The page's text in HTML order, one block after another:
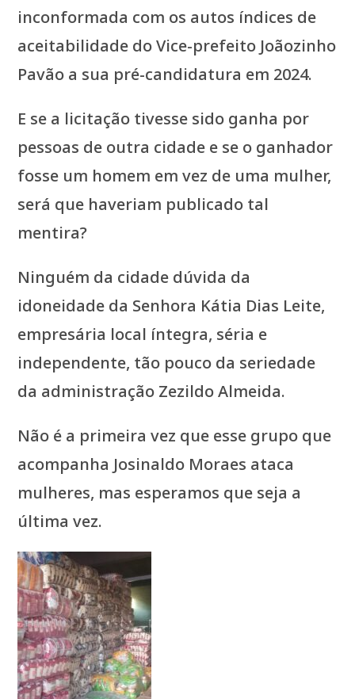
inconformada com os autos índices de
aceitabilidade do Vice-prefeito Joãozinho
Pavão a sua pré-candidatura em 2024.
E se a licitação tivesse sido ganha por
pessoas de outra cidade e se o ganhador
fosse um homem em vez de uma mulher,
será que haveriam publicado tal
mentira?
Ninguém da cidade dúvida da
idoneidade da Senhora Kátia Dias Leite,
empresária local íntegra, séria e
independente, tão pouco da seriedade
da administração Zezildo Almeida.
Não é a primeira vez que esse grupo que
acompanha Josinaldo Moraes ataca
mulheres, mas esperamos que seja a
última vez.